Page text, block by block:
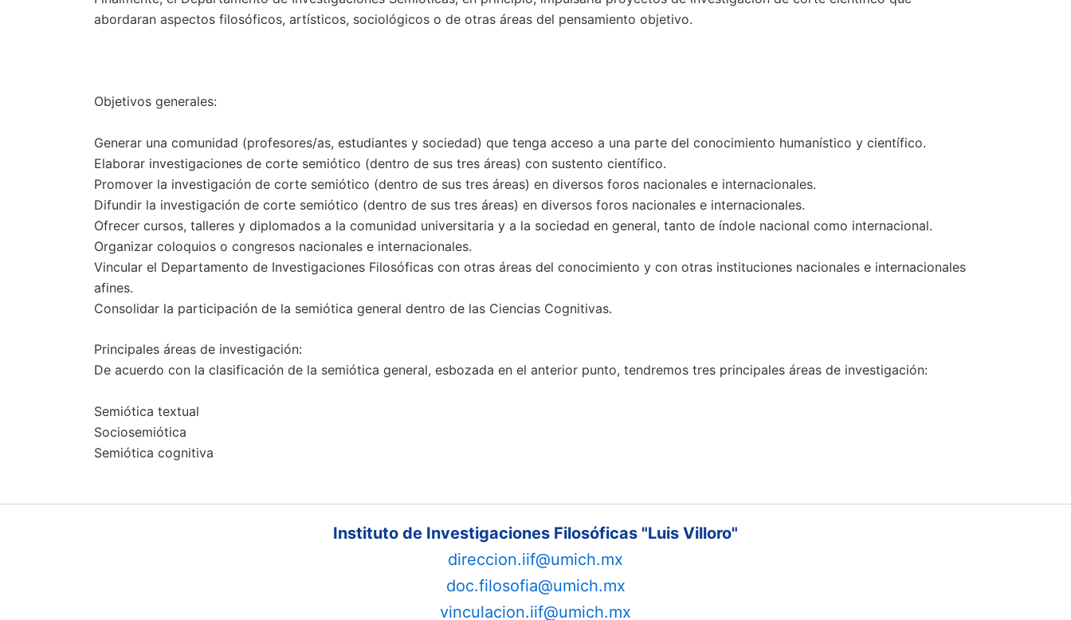
abordaran aspectos filosóficos, artísticos, sociológicos o de otras áreas del pensamiento objetivo.
Objetivos generales:
Generar una comunidad (profesores/as, estudiantes y sociedad) que tenga acceso a una parte del conocimiento humanístico y científico.
Elaborar investigaciones de corte semiótico (dentro de sus tres áreas) con sustento científico.
Promover la investigación de corte semiótico (dentro de sus tres áreas) en diversos foros nacionales e internacionales.
Difundir la investigación de corte semiótico (dentro de sus tres áreas) en diversos foros nacionales e internacionales.
Ofrecer cursos, talleres y diplomados a la comunidad universitaria y a la sociedad en general, tanto de índole nacional como internacional.
Organizar coloquios o congresos nacionales e internacionales.
Vincular el Departamento de Investigaciones Filosóficas con otras áreas del conocimiento y con otras instituciones nacionales e internacionales
afines.
Consolidar la participación de la semiótica general dentro de las Ciencias Cognitivas.
Principales áreas de investigación:
De acuerdo con la clasificación de la semiótica general, esbozada en el anterior punto, tendremos tres principales áreas de investigación:
Semiótica textual
Sociosemiótica
Semiótica cognitiva
Instituto de Investigaciones Filosóficas "Luis Villoro"
direccion.iif@umich.mx
doc.filosofia@umich.mx
vinculacion.iif@umich.mx